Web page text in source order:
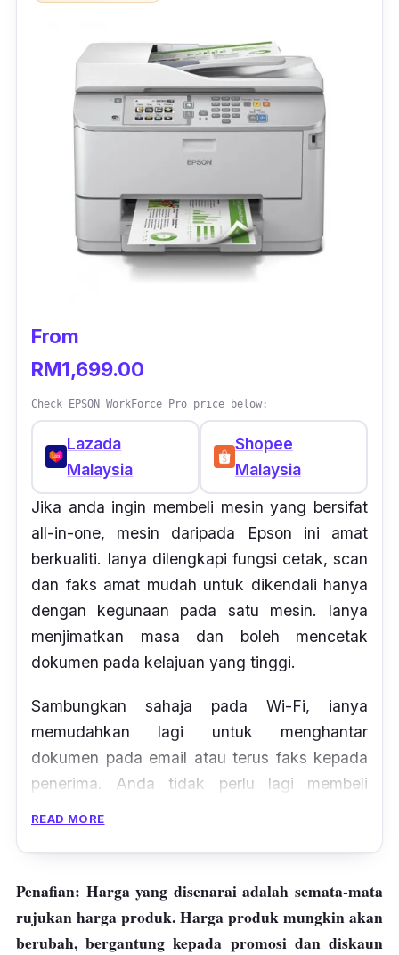
From
RM1,699.00
Check EPSON WorkForce Pro price below:
Lazada
Malaysia
Shopee
Malaysia
Jika anda ingin membeli mesin yang bersifat
all-in-one, mesin daripada Epson ini amat
berkualiti. Ianya dilengkapi fungsi cetak, scan
dan faks amat mudah untuk dikendali hanya
dengan kegunaan pada satu mesin. Ianya
menjimatkan masa dan boleh mencetak
dokumen pada kelajuan yang tinggi.
Sambungkan sahaja pada Wi-Fi, ianya
memudahkan lagi untuk menghantar
dokumen pada email atau terus faks kepada
penerima. Anda tidak perlu lagi membeli
READ MORE
Penafian: Harga yang disenarai adalah semata-mata
rujukan harga produk. Harga produk mungkin akan
berubah, bergantung kepada promosi dan diskaun